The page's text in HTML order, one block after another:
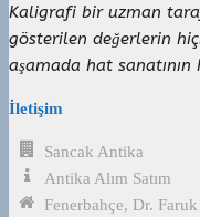
Kaligrafi bir uzman
gösterilen değerlerin
aşamada hat
İletişim
Sancak Antika
Antika Alım Satım
Fenerbahçe, Dr.